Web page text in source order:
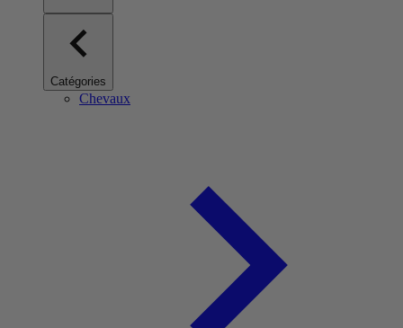
Catégories
Chevaux